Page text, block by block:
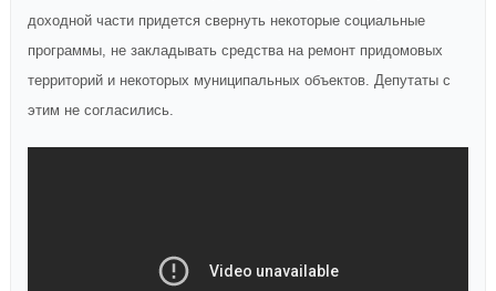
доходной части придется свернуть некоторые социальные
программы, не закладывать средства на ремонт придомовых
территорий и некоторых муниципальных объектов. Депутаты с
этим не согласились.